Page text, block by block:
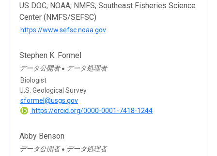
US DOC; NOAA; NMFS; Southeast Fisheries Science
Center (NMFS/SEFSC)
https://www.sefsc.noaa.gov
Stephen K. Formel
データ公開者 ● データ処理者
Biologist
U.S. Geological Survey
sformel@usgs.gov
https://orcid.org/0000-0001-7418-1244
Abby Benson
データ公開者 ● データ処理者